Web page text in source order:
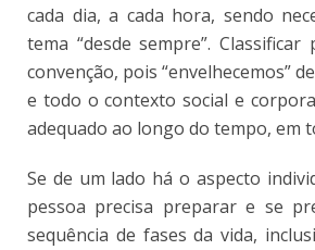
cada dia, a cada hora, sendo
tema “desde sempre”.
convenção, pois “envelhecemos”
e todo o contexto social e
adequado ao longo do tempo, em
Se de um lado há o aspecto
pessoa precisa preparar e se
sequência de fases da vida,